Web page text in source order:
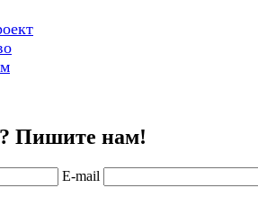
Пишите нам!
E-mail